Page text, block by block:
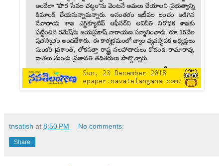
tnsatish at 8:50 PM No comments:
Share